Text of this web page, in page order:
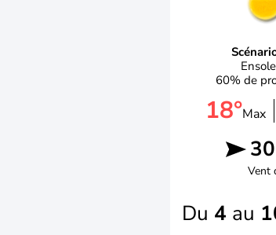
60% de
18°Max
30
Vent
Du 4 au